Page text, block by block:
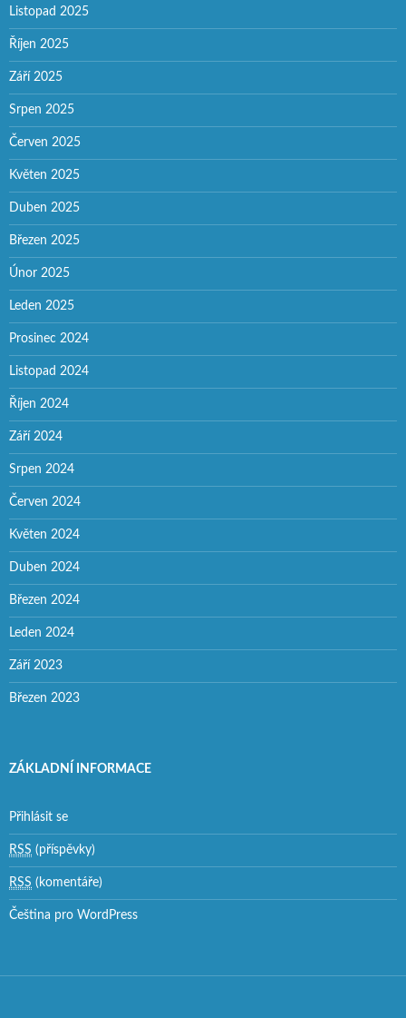
Listopad 2025
Říjen 2025
Září 2025
Srpen 2025
Červen 2025
Květen 2025
Duben 2025
Březen 2025
Únor 2025
Leden 2025
Prosinec 2024
Listopad 2024
Říjen 2024
Září 2024
Srpen 2024
Červen 2024
Květen 2024
Duben 2024
Březen 2024
Leden 2024
Září 2023
Březen 2023
ZÁKLADNÍ INFORMACE
Přihlásit se
RSS (příspěvky)
RSS (komentáře)
Čeština pro WordPress